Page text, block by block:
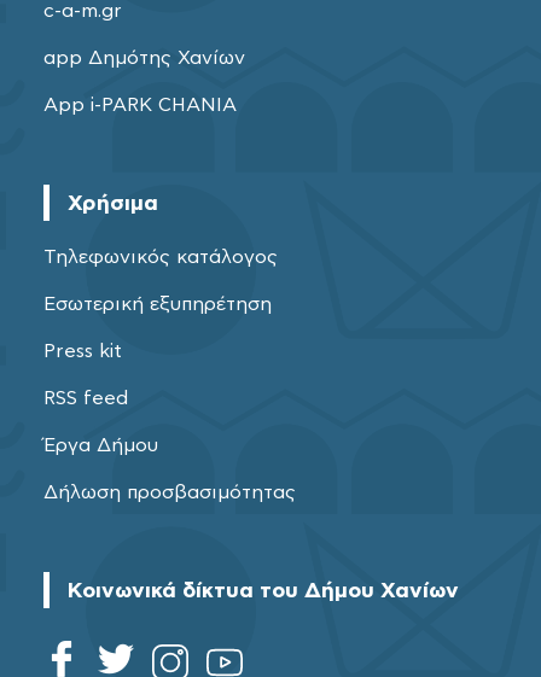
c-a-m.gr
app Δημότης Χανίων
App i-PARK CHANIA
Χρήσιμα
Τηλεφωνικός κατάλογος
Εσωτερική εξυπηρέτηση
Press kit
RSS feed
Έργα Δήμου
Δήλωση προσβασιμότητας
Κοινωνικά δίκτυα του Δήμου Χανίων